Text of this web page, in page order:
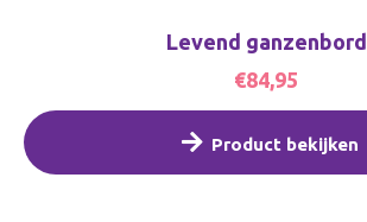
Levend ganzenbord
€84,95
Product bekijken